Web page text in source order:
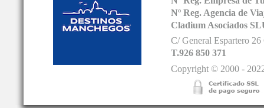
Nº Reg. Agencia de
Cladium Asociados
C/ General Espartero
T.926 850 371
Copyright © 2000 -